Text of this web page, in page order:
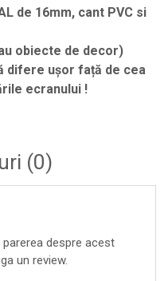
de 16mm, cant PVC si
obiecte de decor)
difere ușor față de cea
ecranului !
(0)
despre acest
un review.